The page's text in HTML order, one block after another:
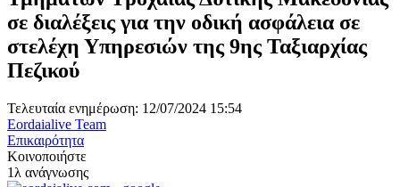
σε διαλέξεις για την οδική ασφάλεια σε
στελέχη Υπηρεσιών της 9ης Ταξιαρχίας
Πεζικού
Τελευταία ενημέρωση: 12/07/2024 15:54
Eordaialive Team
Επικαιρότητα
Κοινοποιήστε
1λ ανάγνωσης